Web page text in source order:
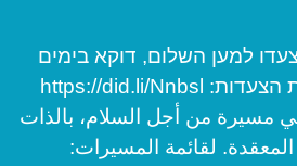
למען השלום, דוקא בימים
מורכבים אלו. לרשימת הצעדות: https://did.li/Nnbsl
مسيرة من أجل السلام، بالذات
لقائمة المسيرات: